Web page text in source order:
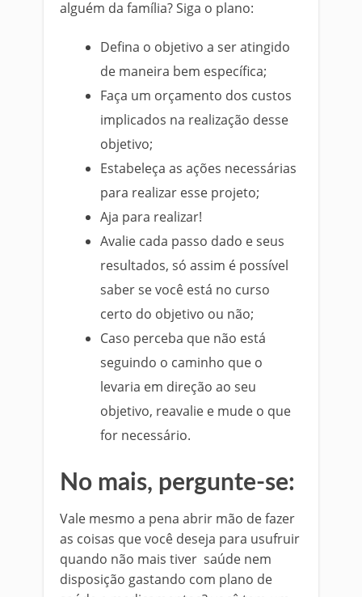
alguém da família? Siga o plano:
Defina o objetivo a ser atingido
de maneira bem específica;
Faça um orçamento dos custos
implicados na realização desse
objetivo;
Estabeleça as ações necessárias
para realizar esse projeto;
Aja para realizar!
Avalie cada passo dado e seus
resultados, só assim é possível
saber se você está no curso
certo do objetivo ou não;
Caso perceba que não está
seguindo o caminho que o
levaria em direção ao seu
objetivo, reavalie e mude o que
for necessário.
No mais, pergunte-se:
Vale mesmo a pena abrir mão de fazer
as coisas que você deseja para usufruir
quando não mais tiver saúde nem
disposição gastando com plano de